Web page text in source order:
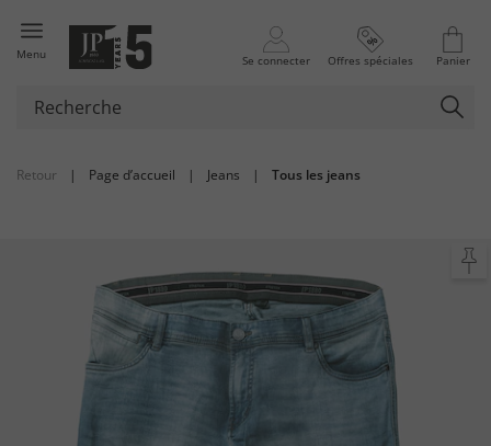
Menu Se connecter Offres spéciales Panier
Retour | Page d’accueil | Jeans | Tous les jeans